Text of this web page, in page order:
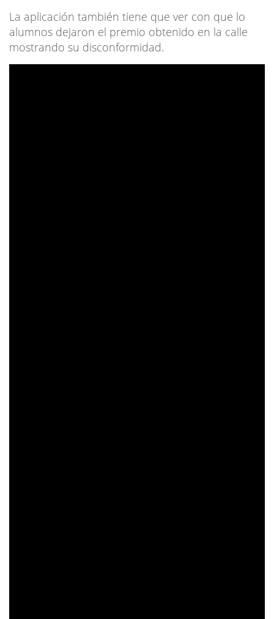
La aplicación también tiene que ver con que lo
alumnos dejaron el premio obtenido en la calle
mostrando su disconformidad.